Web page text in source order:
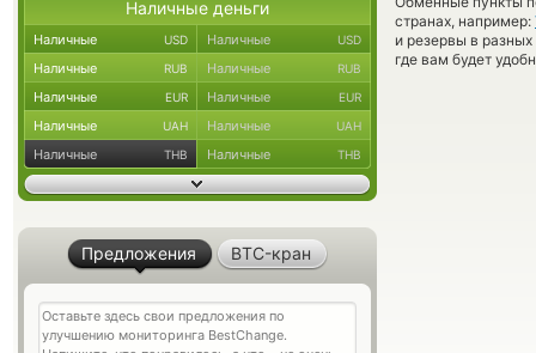
странах, например:
и резервы в
где вам будет
Наличные деньги
Наличные USD Наличные USD
Наличные RUB Наличные RUB
Наличные EUR Наличные EUR
Наличные UAH Наличные UAH
Наличные THB Наличные THB
Предложения BTC-кран